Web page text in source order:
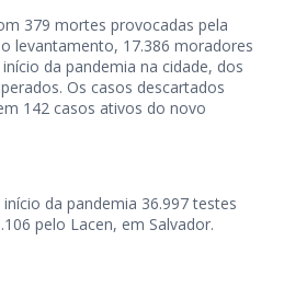
379 mortes provocadas pela
levantamento, 17.386 moradores
da pandemia na cidade, dos
Os casos descartados
142 casos ativos do novo
da pandemia 36.997 testes
pelo Lacen, em Salvador.